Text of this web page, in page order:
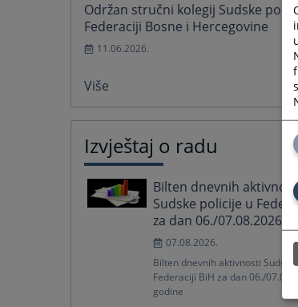
Održan stručni kolegij Sudske
Federaciji Bosne i Hercegovine
11.06.2026.
Više
Izvještaj o radu
Bilten dnevnih
Sudske policije u
za dan 06./07.08.2026.
07.08.2026.
Bilten dnevnih aktivnosti
Federaciji BiH za dan 06./
godine